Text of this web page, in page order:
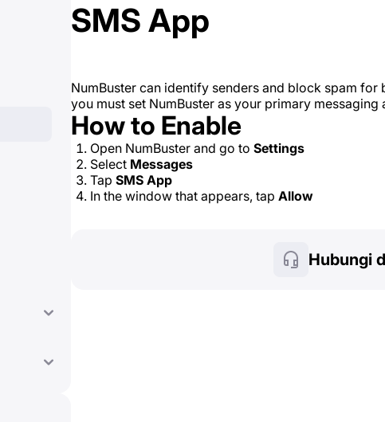
SMS App
NumBuster can identify senders and block spam for
you must set NumBuster as your primary messaging
How to Enable
Open NumBuster and go to Settings
Select Messages
Tap SMS App
In the window that appears, tap Allow
Hubungi